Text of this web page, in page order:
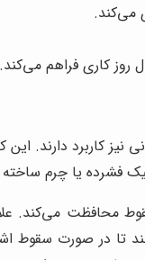
می‌کند.
روز کاری فراهم می‌کند.
کاربرد دارند. این
فشرده یا چرم
می‌کند.
تا در صورت سقوط